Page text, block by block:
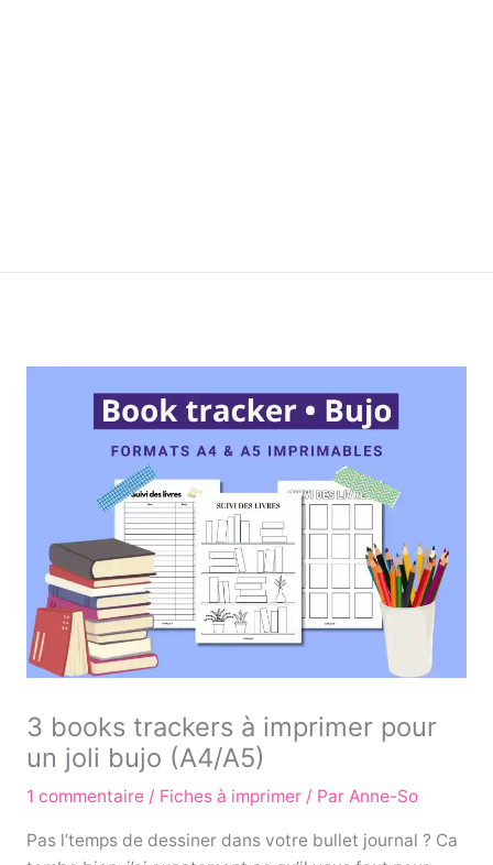
3 books trackers à imprimer pour
un joli bujo (A4/A5)
1 commentaire / Fiches à imprimer/ Par Anne-So
Pas l’temps de dessiner dans votre bullet journal ? Ca